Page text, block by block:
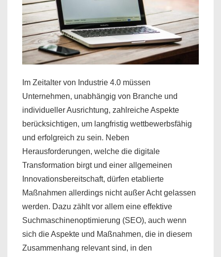
Im Zeitalter von Industrie 4.0 müssen
Unternehmen, unabhängig von Branche und
individueller Ausrichtung, zahlreiche Aspekte
berücksichtigen, um langfristig wettbewerbsfähig
und erfolgreich zu sein. Neben
Herausforderungen, welche die digitale
Transformation birgt und einer allgemeinen
Innovationsbereitschaft, dürfen etablierte
Maßnahmen allerdings nicht außer Acht gelassen
werden. Dazu zählt vor allem eine effektive
Suchmaschinenoptimierung (SEO), auch wenn
sich die Aspekte und Maßnahmen, die in diesem
Zusammenhang relevant sind, in den